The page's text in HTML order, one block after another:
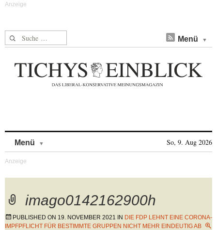
Suche nach: Menü
Menü So, 9. Aug 2026
imago0142162900h
PUBLISHED ON 19. NOVEMBER 2021 IN DIE FDP LEHNT EINE CORONA-
IMPFPFLICHT FÜR BESTIMMTE GRUPPEN NICHT MEHR EINDEUTIG AB